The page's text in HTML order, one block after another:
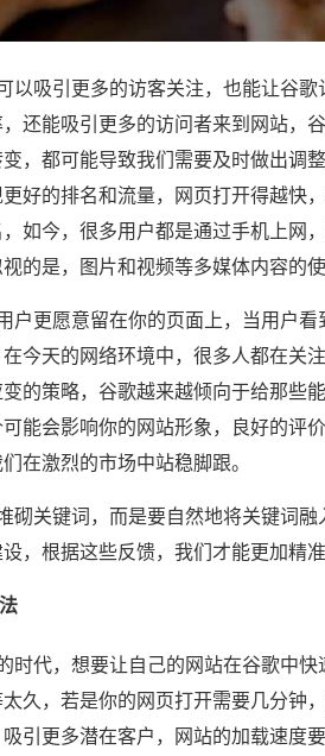
吸引更多的访客关注，也能让谷
还能吸引更多的访问者来到网站，
，都可能导致我们需要及时做出调
好的排名和流量，网页打开得越快
如今，很多用户都是通过手机上网
的是，图片和视频等多媒体内容的
户更愿意留在你的页面上，当用户
今天的网络环境中，很多人都在关注
的策略，谷歌越来越倾向于给那些
能会影响你的网站形象，良好的评
在激烈的市场中站稳脚跟。
关键词，而是要自然地将关键词
，根据这些反馈，我们才能更加精准
代，想要让自己的网站在谷歌中
久，若是你的网页打开需要几分钟
引更多潜在客户，网站的加载速度